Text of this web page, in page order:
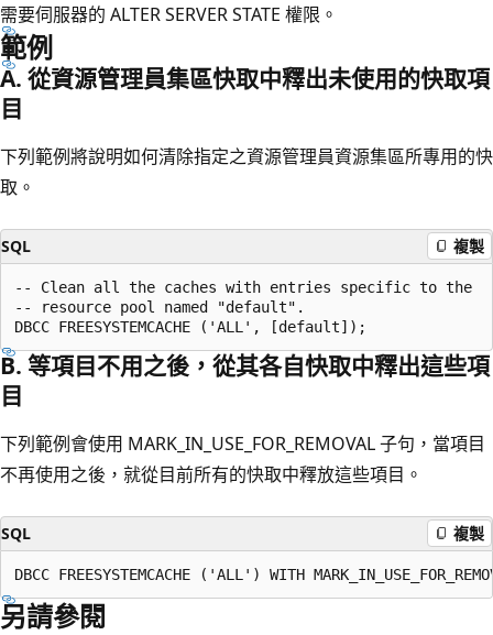
需要伺服器的 ALTER SERVER STATE 權限。
範例
A. 從資源管理員集區快取中釋出未使用的快取項
目
下列範例將說明如何清除指定之資源管理員資源集區所專用的快
取。
SQL 複製
-- Clean all the caches with entries specific to the
-- resource pool named "default".
B. 等項目不用之後，從其各自快取中釋出這些項
目
下列範例會使用 MARK_IN_USE_FOR_REMOVAL 子句，當項目
不再使用之後，就從目前所有的快取中釋放這些項目。
SQL 複製
另請參閱